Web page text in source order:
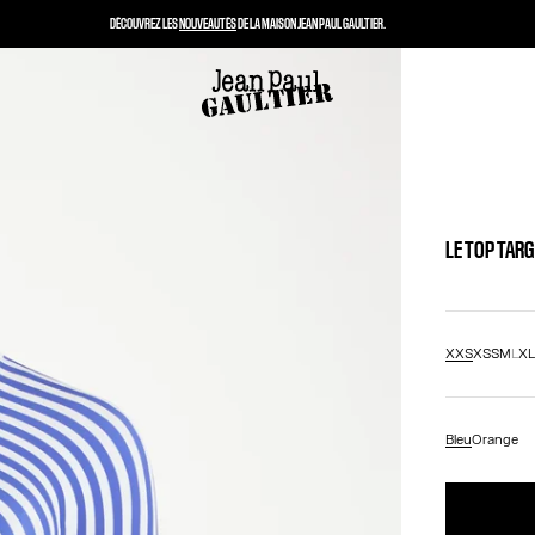
LE TOP
XXSXSSMLXL
BleuOrange
DÉCOUVREZ LESNOUVEAUTÉSDE LA MAISON JEAN PAUL GAULTIER.